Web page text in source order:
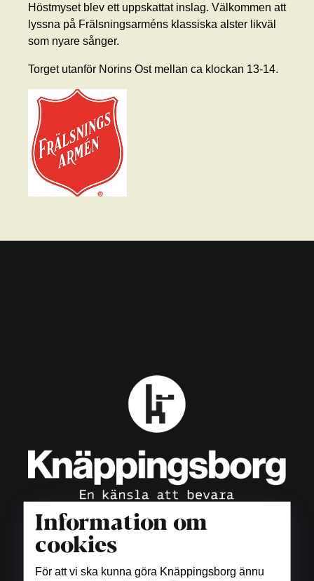
Höstmyset blev ett uppskattat inslag. Välkommen att
lyssna på Frälsningsarméns klassiska alster likväl
som nyare sånger.
Torget utanför Norins Ost mellan ca klockan 13-14.
Öppettider
Information om
cookies
För att vi ska kunna göra Knäppingsborg ännu